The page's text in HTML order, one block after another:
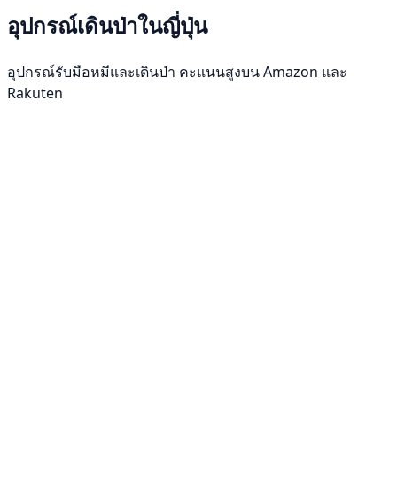
อุปกรณ์เดินป่าในญี่ปุ่น
อุปกรณ์รับมือหมีและเดินป่า คะแนนสูงบน Amazon และ
Rakuten